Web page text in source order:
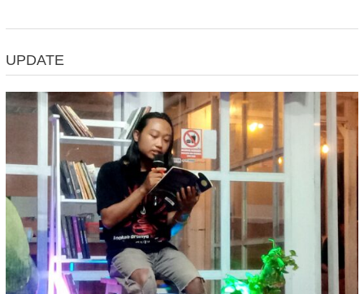
UPDATE